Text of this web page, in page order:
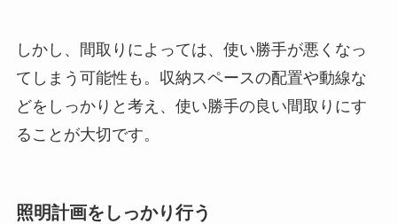
しかし、間取りによっては、使い勝手が悪くなっ
てしまう可能性も。収納スペースの配置や動線な
どをしっかりと考え、使い勝手の良い間取りにす
ることが大切です。
照明計画をしっかり行う